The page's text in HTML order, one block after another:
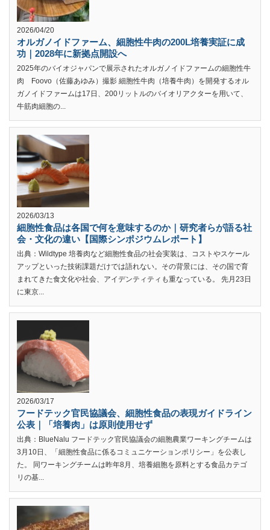
2026/04/20
オルガノイドファーム、細胞性牛肉の200L培養実証に成
功｜2028年に新拠点開設へ
2025年のバイオジャパンで展示されたオルガノイドファームの細胞性牛
肉 Foovo（佐藤あゆみ）撮影 細胞性牛肉（培養牛肉）を開発するオル
ガノイドファームは17日、200リットルのバイオリアクターを用いて、
牛筋肉細胞の...
2026/03/13
細胞性食品は各国で何を意味するのか｜研究者らが語る社
会・文化の違い【国際シンポジウムレポート】
出典：Wildtype 培養肉など細胞性食品の社会実装は、コストやスケール
アップといった技術課題だけでは語れない。その背景には、その国で育
まれてきた食文化や社会、アイデンティティも重なっている。 先月23日
に東京...
2026/03/17
フードテック官民協議会、細胞性食品の表現ガイドライン
公表｜「培養肉」は原則使用せず
出典：BlueNalu フードテック官民協議会の細胞農業ワーキングチームは
3月10日、「細胞性食品に係るコミュニケーションポリシー」を公表し
た。 同ワーキングチームは昨年8月、培養細胞を原料とする食品カテゴ
リの基...